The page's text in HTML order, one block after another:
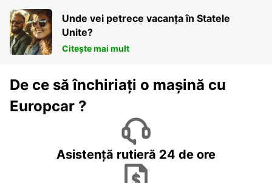
Unde vei petrece vacanța în Statele
Unite?
Citește mai mult
De ce să închiriați o mașină cu
Europcar ?
Asistență rutieră 24 de ore